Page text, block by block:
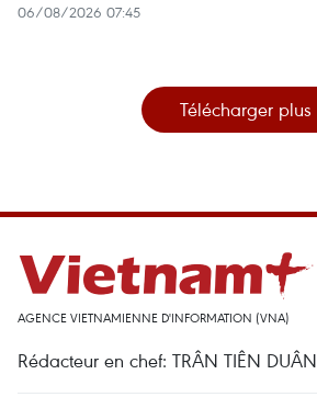
06/08/2026 07:45
Télécharger plus
AGENCE VIETNAMIENNE D'INFORMATION (VNA)
Rédacteur en chef: TRÂN TIÊN DUÂN